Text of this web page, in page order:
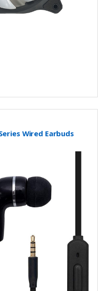
Wired Earbuds